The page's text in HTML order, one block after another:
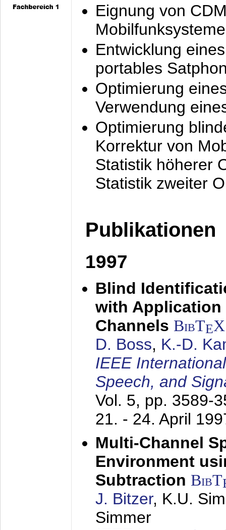
Eignung von
Mobilfunksysteme
Entwicklung
portables
Optimierung
Verwendung
Optimierung
Korrektur von
Statistik höherer
Statistik zweiter
Publikationen
1997
Blind
with Application
Channels BibTEX
D. Boss, K.-D.
IEEE
Speech, and
Vol. 5, pp. 3589-
21. - 24. April
Multi-Channel
Environment
Subtraction BibT
J. Bitzer, K.U.
Simmer